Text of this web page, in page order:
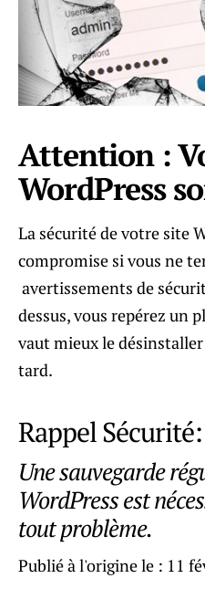
Attention :
WordPress
La sécurité de votre site
compromise si vous ne
avertissements de
dessus, vous repérez un
vaut mieux le
tard.
Rappel Sécurité:
Une sauvegarde
WordPress est
tout problème.
Publié à l'origine le : 11